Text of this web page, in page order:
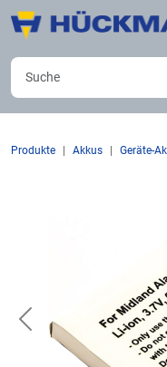
Produkte Akkus Geräte-
Previous